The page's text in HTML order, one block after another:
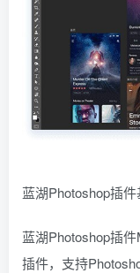
蓝湖Photoshop插
蓝湖Photoshop插
插件，支持